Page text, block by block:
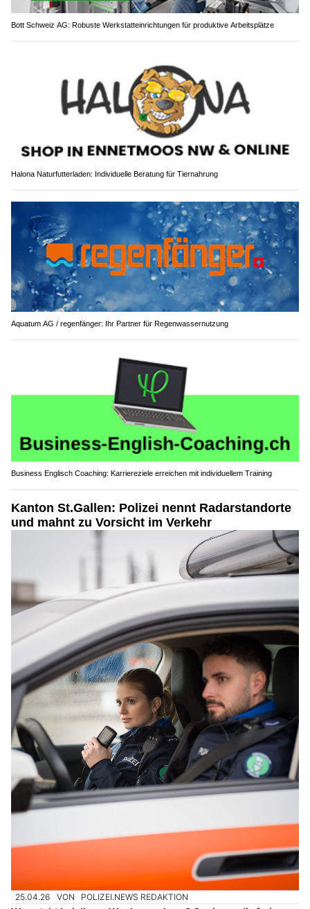
Bott Schweiz AG: Robuste Werkstatteinrichtungen für produktive Arbeitsplätze
Halona Naturfutterladen: Individuelle Beratung für Tiernahrung
Aquatum AG / regenfänger: Ihr Partner für Regenwassernutzung
Business Englisch Coaching: Karriereziele erreichen mit individuellem Training
Kanton St.Gallen: Polizei nennt Radarstandorte
und mahnt zu Vorsicht im Verkehr
25.04.26 VON POLIZEI.NEWS REDAKTION